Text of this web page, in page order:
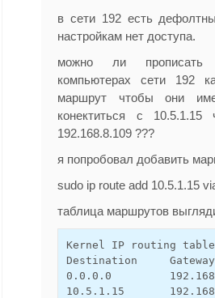
в сети 192 есть
настройкам нет доступа.
можно ли прописать
компьютерах сети 192
маршрут чтобы они
конектиться с 10.5.1.15
192.168.8.109 ???
я попробовал добавить
sudo ip route add 10.5.1.15
таблица маршрутов
Kernel IP routing table
Destination
0.0.0.0
10.5.1.15